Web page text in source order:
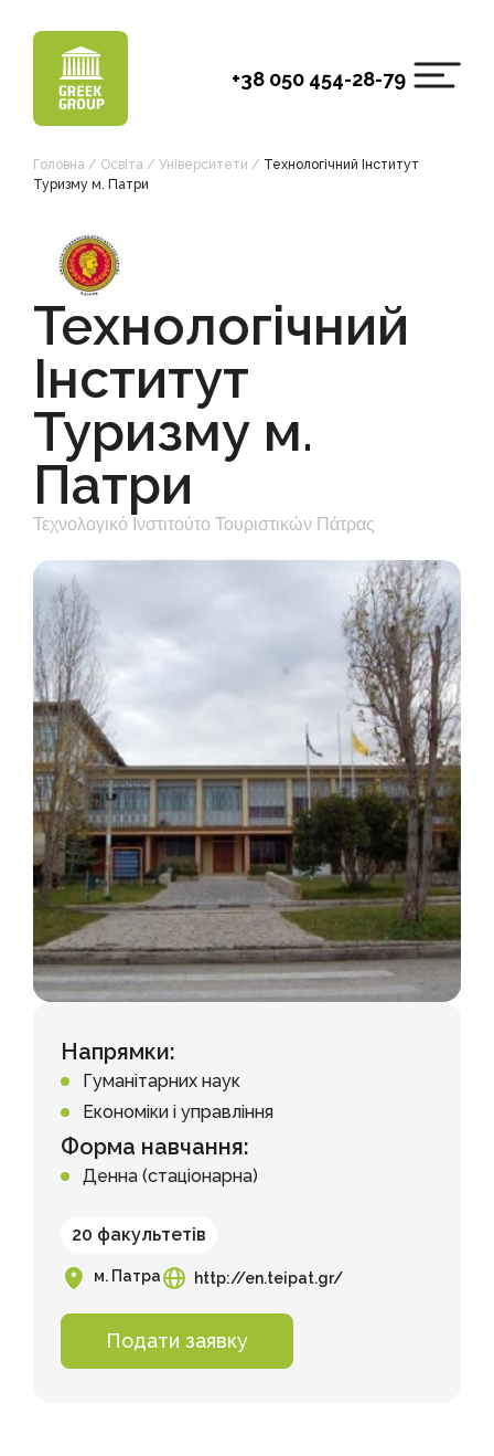
content
+38 050 454-28-79
Головна / Освіта / Університети / Технологічний Інститут
Туризму м. Патри
Технологічний
Інститут
Туризму м.
Патри
Τεχνολογικό Ινστιτούτο Τουριστικών Πάτρας
Напрямки:
Гуманітарних наук
Економіки і управління
Форма навчання:
Денна (стаціонарна)
20 факультетів
м. Патра http://en.teipat.gr/
Подати заявку